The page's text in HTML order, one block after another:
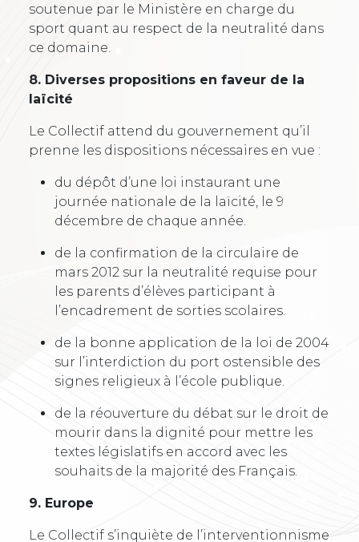
soutenue par le Ministère en charge du
sport quant au respect de la neutralité dans
ce domaine.
8. Diverses propositions en faveur de la
laïcité
Le Collectif attend du gouvernement qu’il
prenne les dispositions nécessaires en vue :
du dépôt d’une loi instaurant une
journée nationale de la laïcité, le 9
décembre de chaque année.
de la confirmation de la circulaire de
mars 2012 sur la neutralité requise pour
les parents d’élèves participant à
l’encadrement de sorties scolaires.
de la bonne application de la loi de 2004
sur l’interdiction du port ostensible des
signes religieux à l’école publique.
de la réouverture du débat sur le droit de
mourir dans la dignité pour mettre les
textes législatifs en accord avec les
souhaits de la majorité des Français.
9. Europe
Le Collectif s’inquiète de l’interventionnisme